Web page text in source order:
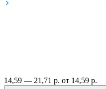
14,59 — 21,71 р. от 14,59 р.